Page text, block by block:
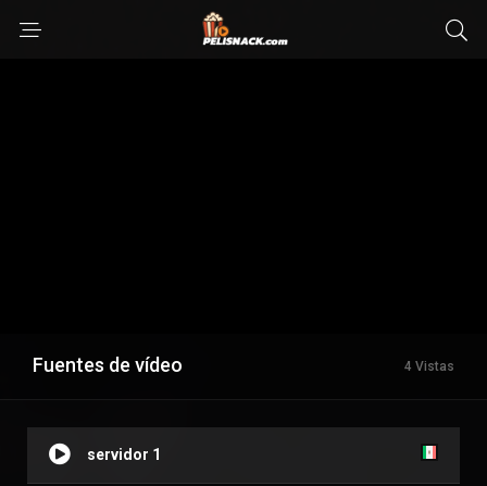
Fuentes de vídeo 4 Vistas
servidor 1